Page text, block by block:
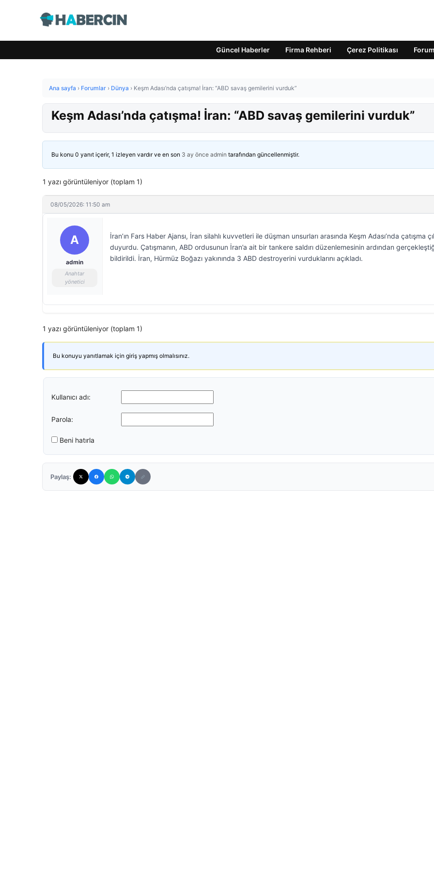
Güncel Haberler Firma Rehberi Çerez Politikası Forum
Ana sayfa › Forumlar › Dünya › Keşm Adası’nda çatışma! İran: “ABD savaş gemilerini vurduk”
Keşm Adası’nda çatışma! İran: “ABD savaş gemilerini vurduk”
Bu konu 0 yanıt içerir, 1 izleyen vardır ve en son 3 ay önce admin tarafından güncellenmiştir.
1 yazı görüntüleniyor (toplam 1)
08/05/2026: 11:50 am
A
admin
Anahtar
yönetici
İran’ın Fars Haber Ajansı, İran silahlı kuvvetleri ile düşman unsurları arasında Keşm Adası’nda çatışma
duyurdu. Çatışmanın, ABD ordusunun İran’a ait bir tankere saldırı düzenlemesinin ardından
bildirildi. İran, Hürmüz Boğazı yakınında 3 ABD destroyerini vurduklarını açıkladı.
1 yazı görüntüleniyor (toplam 1)
Bu konuyu yanıtlamak için giriş yapmış olmalısınız.
Kullanıcı adı:
Parola:
Beni hatırla
Paylaş: